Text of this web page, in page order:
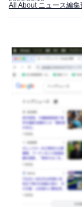
All About ニュース編集